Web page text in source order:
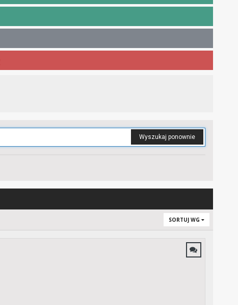
Wyszukaj ponownie
SORTUJ WG